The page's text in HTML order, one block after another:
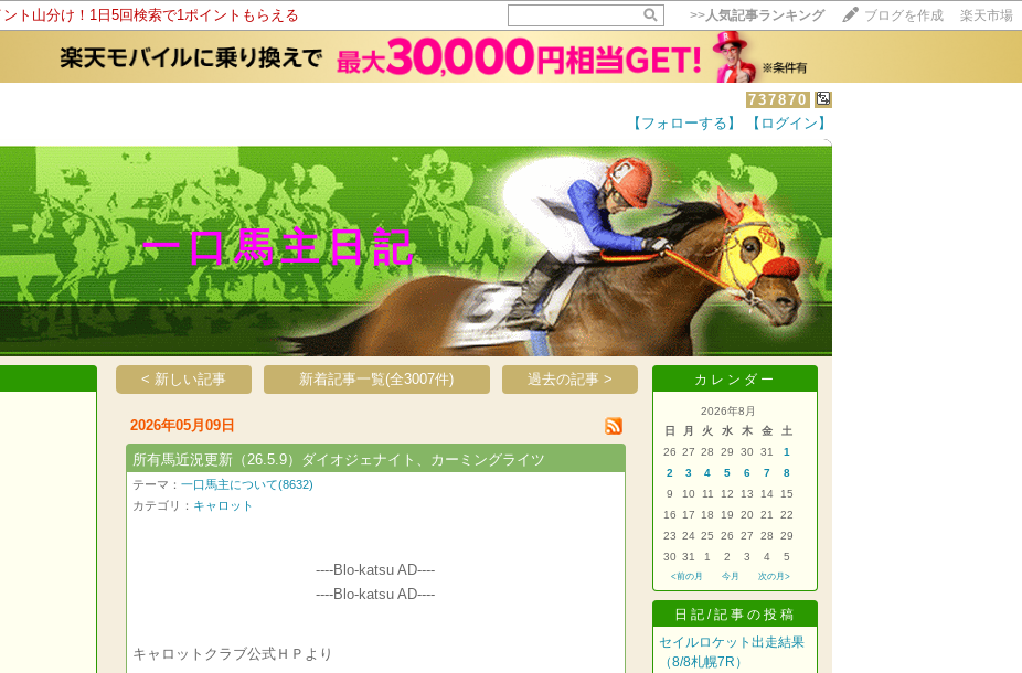
ント山分け！1日5回検索で1ポイントもらえる >>人気記事ランキング ブログを作成 楽天市場
737870
【フォローする】 【ログイン】
一口馬主日記
15記事にいいね！で1ポイント
いいね!
< 新しい記事 新着記事一覧(全3007件) 過去の記事 >
2026年05月09日
所有馬近況更新（26.5.9）ダイオジェナイト、カーミングライツ
テーマ： 一口馬主について(8632)
カテゴリ： キャロット
----Blo-katsu AD----
----Blo-katsu AD----
キャロットクラブ公式ＨＰより
カレンダー
2026年8月
日
月 火 水 木 金
土
26 27 28 29 30 31
1
2
3 4 5 6 7
8
9
10 11 12 13 14
15
16
17 18 19 20 21
22
23 24 25 26 27 28
29
30 31 1 2 3 4 5
<前の月 今月 次の月>
日記/記事の投稿
セイルロケット出走結果
（8/8札幌7R）